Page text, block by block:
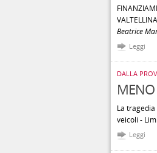
Beatrice
Leggi
DALLA
MENO
La
veicoli -
Leggi